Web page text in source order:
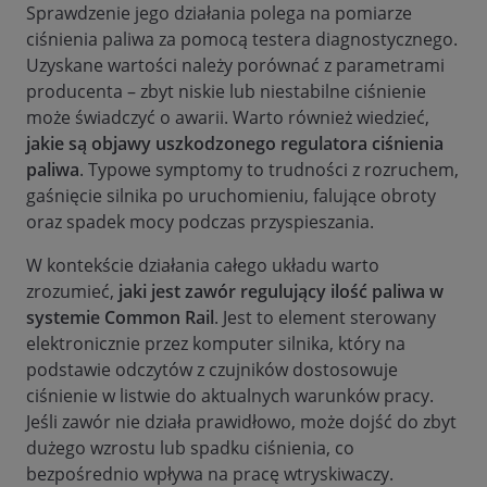
Sprawdzenie jego działania polega na pomiarze
ciśnienia paliwa za pomocą testera diagnostycznego.
Uzyskane wartości należy porównać z parametrami
producenta – zbyt niskie lub niestabilne ciśnienie
może świadczyć o awarii. Warto również wiedzieć,
jakie są objawy uszkodzonego regulatora ciśnienia
paliwa. Typowe symptomy to trudności z rozruchem,
gaśnięcie silnika po uruchomieniu, falujące obroty
oraz spadek mocy podczas przyspieszania.
W kontekście działania całego układu warto
zrozumieć, jaki jest zawór regulujący ilość paliwa w
systemie Common Rail. Jest to element sterowany
elektronicznie przez komputer silnika, który na
podstawie odczytów z czujników dostosowuje
ciśnienie w listwie do aktualnych warunków pracy.
Jeśli zawór nie działa prawidłowo, może dojść do zbyt
dużego wzrostu lub spadku ciśnienia, co
bezpośrednio wpływa na pracę wtryskiwaczy.